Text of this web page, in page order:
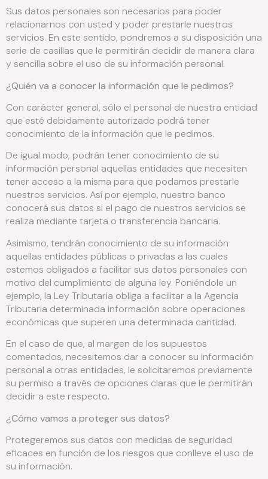
Sus datos personales son necesarios para poder
relacionarnos con usted y poder prestarle nuestros
servicios. En este sentido, pondremos a su disposición una
serie de casillas que le permitirán decidir de manera clara
y sencilla sobre el uso de su información personal.
¿Quién va a conocer la información que le pedimos?
Con carácter general, sólo el personal de nuestra entidad
que esté debidamente autorizado podrá tener
conocimiento de la información que le pedimos.
De igual modo, podrán tener conocimiento de su
información personal aquellas entidades que necesiten
tener acceso a la misma para que podamos prestarle
nuestros servicios. Así por ejemplo, nuestro banco
conocerá sus datos si el pago de nuestros servicios se
realiza mediante tarjeta o transferencia bancaria.
Asimismo, tendrán conocimiento de su información
aquellas entidades públicas o privadas a las cuales
estemos obligados a facilitar sus datos personales con
motivo del cumplimiento de alguna ley. Poniéndole un
ejemplo, la Ley Tributaria obliga a facilitar a la Agencia
Tributaria determinada información sobre operaciones
económicas que superen una determinada cantidad.
En el caso de que, al margen de los supuestos
comentados, necesitemos dar a conocer su información
personal a otras entidades, le solicitaremos previamente
su permiso a través de opciones claras que le permitirán
decidir a este respecto.
¿Cómo vamos a proteger sus datos?
Protegeremos sus datos con medidas de seguridad
eficaces en función de los riesgos que conlleve el uso de
su información.